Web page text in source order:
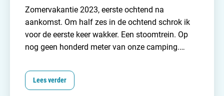
Zomervakantie 2023, eerste ochtend na
aankomst. Om half zes in de ochtend schrok ik
voor de eerste keer wakker. Een stoomtrein. Op
nog geen honderd meter van onze camping.
om en dutte weer in. Om vervolgens een half uur
later wéér wakker te worden. Zelfs die tweede
Lees verder